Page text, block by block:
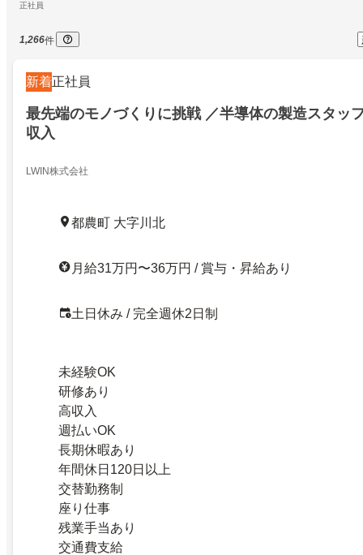
正社員
1,266件
新着正社員
最先端のモノづくりに挑戦 ／半導体の製造スタッ
収入
LWIN株式会社
都農町 大字川北
月給31万円〜36万円 / 賞与・昇給あり
土日休み / 完全週休2日制
未経験OK
研修あり
高収入
週払いOK
長期休暇あり
年間休日120日以上
交替勤務制
座り仕事
残業手当あり
交通費支給